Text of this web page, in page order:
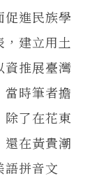
促進民族學
建立用土
資推展臺灣
當時筆者擔
除了在花東
還在黃貴潮
語拼音文